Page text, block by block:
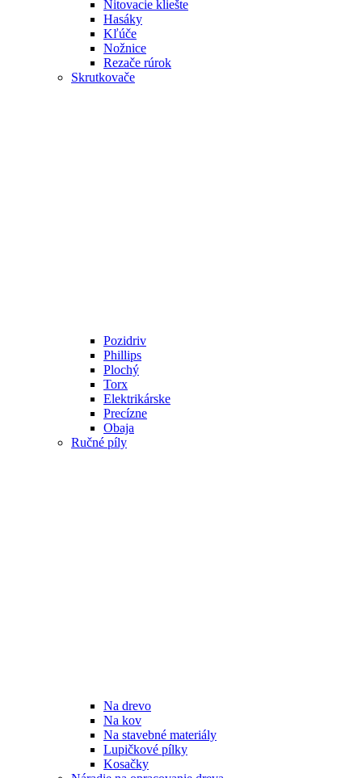
Nitovacie kliešte
Hasáky
Kľúče
Nožnice
Rezače rúrok
Skrutkovače
Pozidriv
Phillips
Plochý
Torx
Elektrikárske
Precízne
Obaja
Ručné píly
Na drevo
Na kov
Na stavebné materiály
Lupičkové pílky
Kosačky